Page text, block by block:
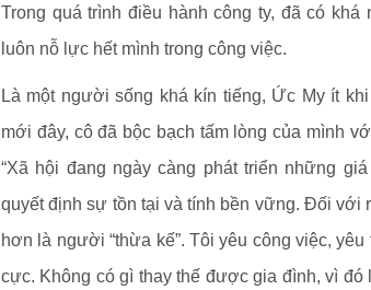
Trong quá trình điều hành công ty, đã có
luôn nỗ lực hết mình trong công việc.
Là một người sống khá kín tiếng, Ức My ít
mới đây, cô đã bộc bạch tấm lòng của mình
“Xã hội đang ngày càng phát triển những
quyết định sự tồn tại và tính bền vững. Đối với
hơn là người “thừa kế”. Tôi yêu công việc,
cực. Không có gì thay thế được gia đình, vì